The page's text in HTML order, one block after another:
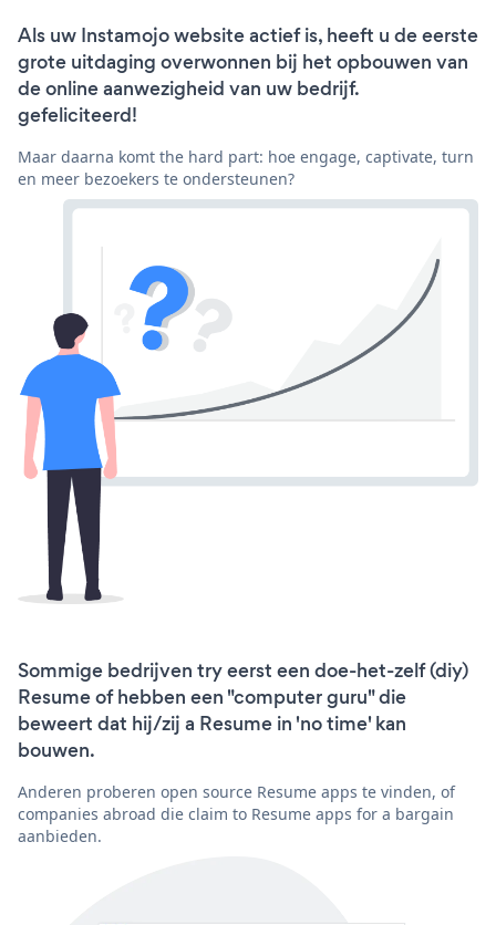
Als uw Instamojo website actief is, heeft u de eerste
grote uitdaging overwonnen bij het opbouwen van
de online aanwezigheid van uw bedrijf.
gefeliciteerd!
Maar daarna komt the hard part: hoe engage, captivate, turn
en meer bezoekers te ondersteunen?
Sommige bedrijven try eerst een doe-het-zelf (diy)
Resume of hebben een "computer guru" die
beweert dat hij/zij a Resume in 'no time' kan
bouwen.
Anderen proberen open source Resume apps te vinden, of
companies abroad die claim to Resume apps for a bargain
aanbieden.